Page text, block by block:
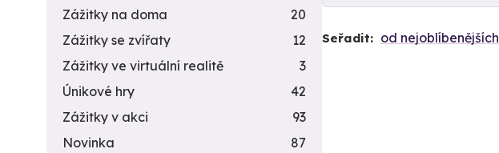
Seřadit: od nejoblíbenějších
Zážitky na doma
20
Zážitky se zvířaty
12
Zážitky ve virtuální realitě
3
Únikové hry
42
Zážitky v akci
93
Novinka
87